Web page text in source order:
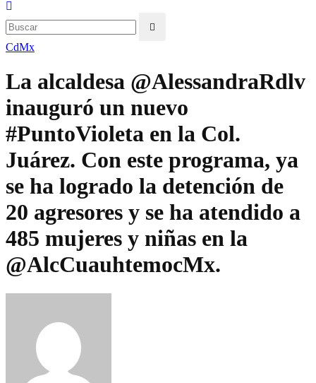
CdMx
La alcaldesa @AlessandraRdlv
inauguró un nuevo
#PuntoVioleta en la Col.
Juárez. Con este programa, ya
se ha logrado la detención de
20 agresores y se ha atendido a
485 mujeres y niñas en la
@AlcCuauhtemocMx.